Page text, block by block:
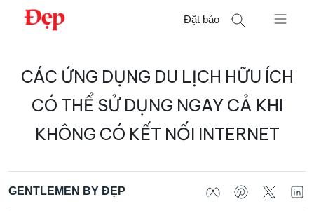
Chuyển
Đặt báo
kiếm
CÁC ỨNG DỤNG DU LỊCH HỮU ÍCH
CÓ THỂ SỬ DỤNG NGAY CẢ KHI
KHÔNG CÓ KẾT NỐI INTERNET
GENTLEMEN BY ĐẸP